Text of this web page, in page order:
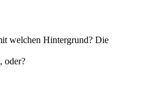
welchen Hintergrund? Die
oder?